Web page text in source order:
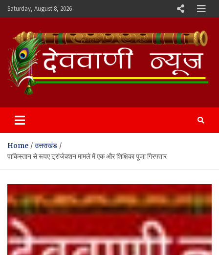
Skip
to
Saturday, August 8, 2026
Devvani News Portal
Home
उत्तराखंड
पाकिस्तान से रूपए ट्रांजेक्शन मामले में एक और शिक्षिका पूजा गिरफ्तार